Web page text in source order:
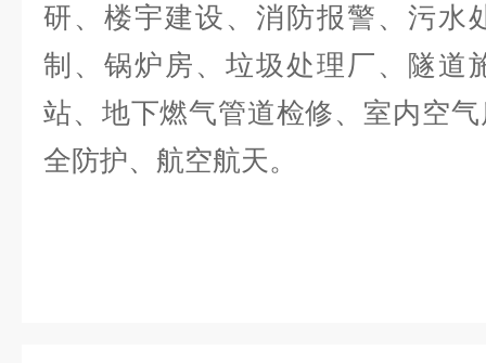
研、楼宇建设、消防报警、污水
制、锅炉房、垃圾处理厂、隧道
站、地下燃气管道检修、室内空
全防护、航空航天。